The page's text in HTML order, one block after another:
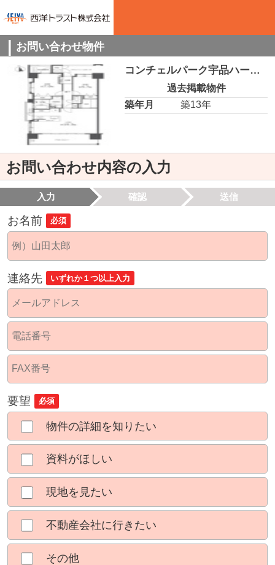
お問い合わせ物件
コンチェルパーク宇品ハーバーランド 1103
過去掲載物件
築年月
築13年
お問い合わせ内容の入力
入力 確認 送信
お名前 必須
連絡先 いずれか１つ以上入力
要望 必須
物件の詳細を知りたい
資料がほしい
現地を見たい
不動産会社に行きたい
その他